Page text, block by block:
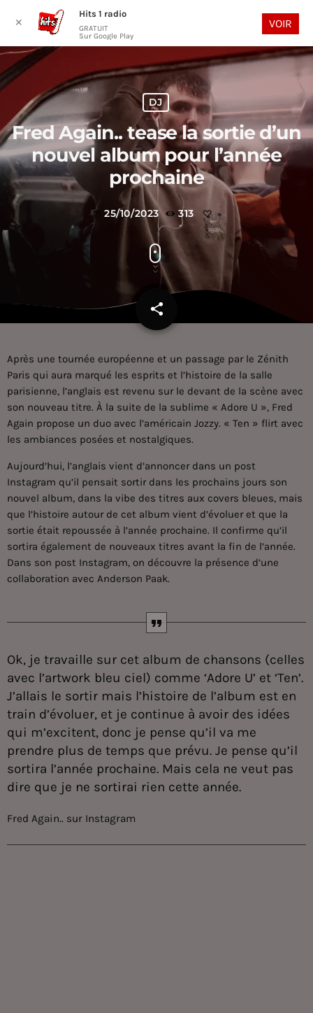
play_arrow
DJ
Fred Again.. tease la sortie d’un
nouvel album pour l’année
prochaine
today 25/10/2023 313
share
email
Après une tournée européenne et un passage par le Zénith
Paris qui aura marqué les esprits et l’histoire de la salle
parisienne, l’anglais est revenu sur le devant de la scène avec
son nouveau titre. À la suite de la sublime « Adore U », Fred
Again propose un duo avec l’américain Jozzy. « Ten » flirt avec
les ambiances posées et nostalgiques.
Aujourd’hui, l’anglais vient d’annoncer dans un post
Instagram qu’il pensait sortir dans les prochains jours son
nouvel album, dans la vibe des titres aux covers bleues, mais
que l’histoire autour de cet album vient d’évoluer et que la
sortie était repoussée à l’année prochaine. Il confirme qu’il
sortira également de nouveaux titres avant la fin de l’année.
Dans son post Instagram, on découvre la présence d’une
collaboration avec Anderson Paak.
Ok, je travaille sur cet album de chansons (celles
avec l’artwork bleu ciel) comme ‘Adore U’ et ‘Ten’.
J’allais le sortir mais l’histoire de l’album est en
train d’évoluer, et je continue à avoir des idées
qui m’excitent, donc je pense qu’il va me
prendre plus de temps que prévu. Je pense qu’il
sortira l’année prochaine. Mais cela ne veut pas
dire que je ne sortirai rien cette année.
Fred Again.. sur Instagram
✕
Hits 1 radio
GRATUIT
Sur Google Play
VOIR